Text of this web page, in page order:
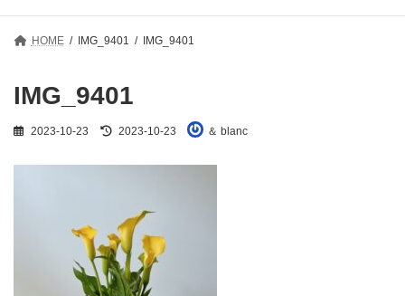
HOME IMG_9401 IMG_9401
IMG_9401
2023-10-23
最
2023-10-23 ＆ blanc